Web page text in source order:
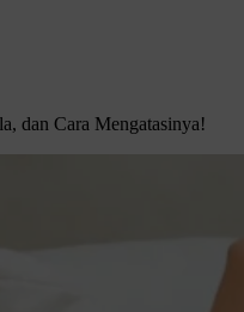
dan Cara Mengatasinya!